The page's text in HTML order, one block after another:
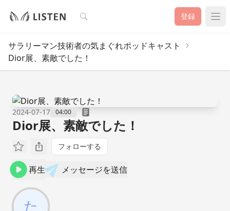
検索 登録
サラリーマン技術者の気まぐれポッドキャスト
Dior展、素敵でした！
2024-07-17 04:00
Dior展、素敵でした！
フォローする
再生 メッセージを送信